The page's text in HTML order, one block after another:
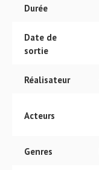
Durée
Date de
sortie
Réalisateur
Acteurs
Genres